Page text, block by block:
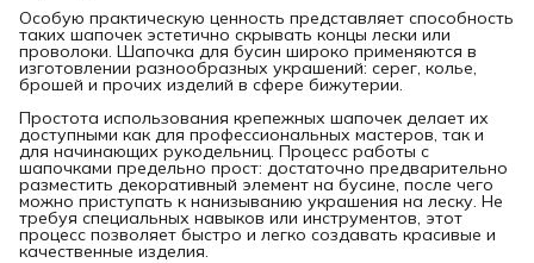
Особую практическую ценность представляет способность
таких шапочек эстетично скрывать концы лески или
проволоки. Шапочка для бусин широко применяются в
изготовлении разнообразных украшений: серег, колье,
брошей и прочих изделий в сфере бижутерии.
Простота использования крепежных шапочек делает их
доступными как для профессиональных мастеров, так и
для начинающих рукодельниц. Процесс работы с
шапочками предельно прост: достаточно предварительно
разместить декоративный элемент на бусине, после чего
можно приступать к нанизыванию украшения на леску. Не
требуя специальных навыков или инструментов, этот
процесс позволяет быстро и легко создавать красивые и
качественные изделия.